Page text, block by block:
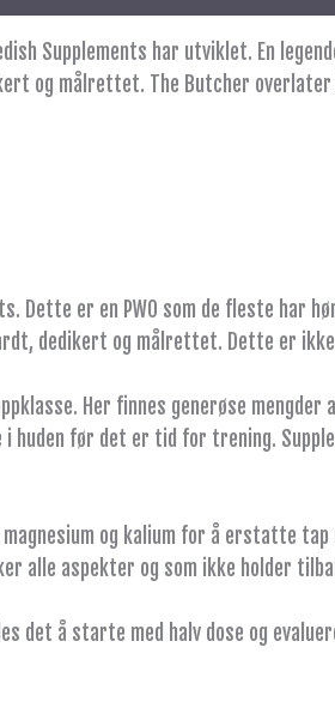
Supplements har utviklet. En
og målrettet. The Butcher
Dette er en PWO som de fleste har
dedikert og målrettet. Dette er ikke
Her finnes generøse
før det er tid for trening.
og kalium for å erstatte
alle aspekter og som ikke holder
det å starte med halv dose og